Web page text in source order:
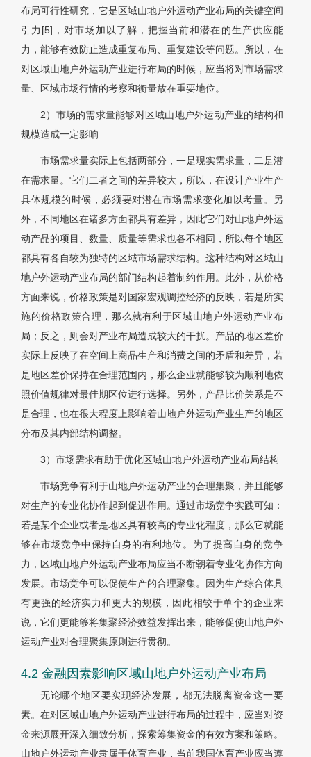
布局可行性研究，它是区域山地户外运动产业布局的关键空间
引力[5]，对市场加以了解，把握当前和潜在的生产供应能
力，能够有效防止造成重复布局、重复建设等问题。所以，在
对区域山地户外运动产业进行布局的时候，应当将对市场需求
量、区域市场行情的考察和衡量放在重要地位。
2）市场的需求量能够对区域山地户外运动产业的结构和
规模造成一定影响
市场需求量实际上包括两部分，一是现实需求量，二是潜
在需求量。它们二者之间的差异较大，所以，在设计产业生产
具体规模的时候，必须要对潜在市场需求变化加以考量。另
外，不同地区在诸多方面都具有差异，因此它们对山地户外运
动产品的项目、数量、质量等需求也各不相同，所以每个地区
都具有各自较为独特的区域市场需求结构。这种结构对区域山
地户外运动产业布局的部门结构起着制约作用。此外，从价格
方面来说，价格政策是对国家宏观调控经济的反映，若是所实
施的价格政策合理，那么就有利于区域山地户外运动产业布
局；反之，则会对产业布局造成较大的干扰。产品的地区差价
实际上反映了在空间上商品生产和消费之间的矛盾和差异，若
是地区差价保持在合理范围内，那么企业就能够较为顺利地依
照价值规律对最佳期区位进行选择。另外，产品比价关系是不
是合理，也在很大程度上影响着山地户外运动产业生产的地区
分布及其内部结构调整。
3）市场需求有助于优化区域山地户外运动产业布局结构
市场竞争有利于山地户外运动产业的合理集聚，并且能够
对生产的专业化协作起到促进作用。通过市场竞争实践可知：
若是某个企业或者是地区具有较高的专业化程度，那么它就能
够在市场竞争中保持自身的有利地位。为了提高自身的竞争
力，区域山地户外运动产业布局应当不断朝着专业化协作方向
发展。市场竞争可以促使生产的合理聚集。因为生产综合体具
有更强的经济实力和更大的规模，因此相较于单个的企业来
说，它们更能够将集聚经济效益发挥出来，能够促使山地户外
运动产业对合理聚集原则进行贯彻。
4.2 金融因素影响区域山地户外运动产业布局
无论哪个地区要实现经济发展，都无法脱离资金这一要
素。在对区域山地户外运动产业进行布局的过程中，应当对资
金来源展开深入细致分析，探索筹集资金的有效方案和策略。
山地户外运动产业隶属于体育产业，当前我国体育产业应当遵